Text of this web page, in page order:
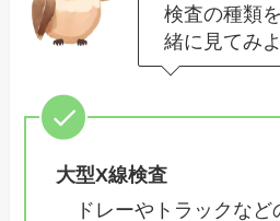
検査の種類
緒に見てみよ
大型X線検査
ドレーやトラックなど